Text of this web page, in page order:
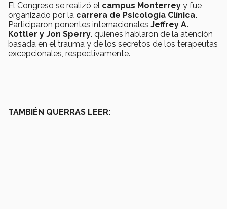
El Congreso se realizó el campus Monterrey y fue
organizado por la carrera de Psicología Clínica.
Participaron ponentes internacionales Jeffrey A.
Kottler y Jon Sperry. quienes hablaron de la atención
basada en el trauma y de los secretos de los terapeutas
excepcionales, respectivamente.
TAMBIÉN QUERRAS LEER: